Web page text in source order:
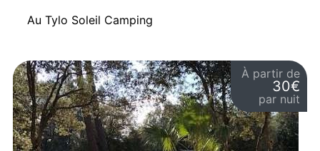
Au Tylo Soleil Camping
À partir de
30€
par nuit